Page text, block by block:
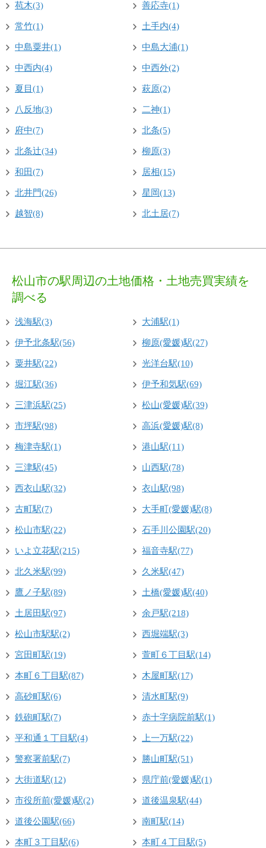
苞木(3) 善応寺(1)
常竹(1) 土手内(4)
中島粟井(1) 中島大浦(1)
中西内(4) 中西外(2)
夏目(1) 萩原(2)
八反地(3) 二神(1)
府中(7) 北条(5)
北条辻(34) 柳原(3)
和田(7) 居相(15)
北井門(26) 星岡(13)
越智(8) 北土居(7)
松山市の駅周辺の土地価格・土地売買実績を
調べる
浅海駅(3) 大浦駅(1)
伊予北条駅(56) 柳原(愛媛)駅(27)
粟井駅(22) 光洋台駅(10)
堀江駅(36) 伊予和気駅(69)
三津浜駅(25) 松山(愛媛)駅(39)
市坪駅(98) 高浜(愛媛)駅(8)
梅津寺駅(1) 港山駅(11)
三津駅(45) 山西駅(78)
西衣山駅(32) 衣山駅(98)
古町駅(7) 大手町(愛媛)駅(8)
松山市駅(22) 石手川公園駅(20)
いよ立花駅(215) 福音寺駅(77)
北久米駅(99) 久米駅(47)
鷹ノ子駅(89) 土橋(愛媛)駅(40)
土居田駅(97) 余戸駅(218)
松山市駅駅(2) 西堀端駅(3)
宮田町駅(19) 萱町６丁目駅(14)
本町６丁目駅(87) 木屋町駅(17)
高砂町駅(6) 清水町駅(9)
鉄砲町駅(7) 赤十字病院前駅(1)
平和通１丁目駅(4) 上一万駅(22)
警察署前駅(7) 勝山町駅(51)
大街道駅(12) 県庁前(愛媛)駅(1)
市役所前(愛媛)駅(2) 道後温泉駅(44)
道後公園駅(66) 南町駅(14)
本町３丁目駅(6) 本町４丁目駅(5)